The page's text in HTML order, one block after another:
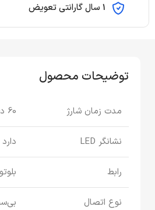
1 سال گارانتی تعویض
توضیحات محصول
مدت زمان شارژ 60 دقیقه
نشانگر LED دارد
رابط
نوع اتصال